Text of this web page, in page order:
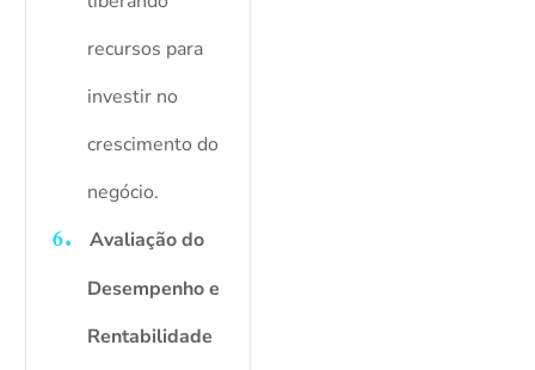
recursos para
investir no
crescimento do
negócio.
Avaliação do
Desempenho e
Rentabilidade